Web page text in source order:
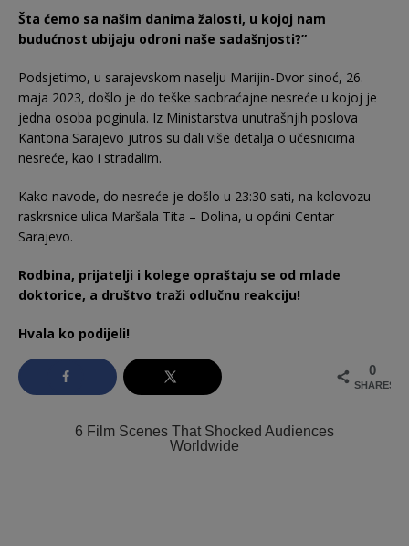
Šta ćemo sa našim danima žalosti, u kojoj nam
budućnost ubijaju odroni naše sadašnjosti?”
Podsjetimo, u sarajevskom naselju Marijin-Dvor sinoć, 26.
maja 2023, došlo je do teške saobraćajne nesreće u kojoj je
jedna osoba poginula. Iz Ministarstva unutrašnjih poslova
Kantona Sarajevo jutros su dali više detalja o učesnicima
nesreće, kao i stradalim.
Kako navode, do nesreće je došlo u 23:30 sati, na kolovozu
raskrsnice ulica Maršala Tita – Dolina, u općini Centar
Sarajevo.
Rodbina, prijatelji i kolege opraštaju se od mlade
doktorice, a društvo traži odlučnu reakciju!
Hvala ko podijeli!
0
SHARES